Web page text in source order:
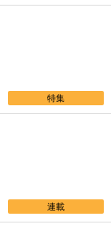
特集
連載